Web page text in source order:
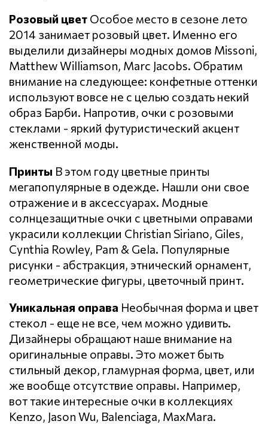
Розовый цвет Особое место в сезоне лето
2014 занимает розовый цвет. Именно его
выделили дизайнеры модных домов Missoni,
Matthew Williamson, Marc Jacobs. Обратим
внимание на следующее: конфетные оттенки
используют вовсе не с целью создать некий
образ Барби. Напротив, очки с розовыми
стеклами - яркий футуристический акцент
женственной моды.
Принты В этом году цветные принты
мегапопулярные в одежде. Нашли они свое
отражение и в аксессуарах. Модные
солнцезащитные очки с цветными оправами
украсили коллекции Christian Siriano, Giles,
Cynthia Rowley, Pam & Gela. Популярные
рисунки - абстракция, этнический орнамент,
геометрические фигуры, цветочный принт.
Уникальная оправа Необычная форма и цвет
стекол - еще не все, чем можно удивить.
Дизайнеры обращают наше внимание на
оригинальные оправы. Это может быть
стильный декор, гламурная форма, цвет, или
же вообще отсутствие оправы. Например,
вот такие интересные очки в коллекциях
Kenzo, Jason Wu, Balenciaga, MaxMara.